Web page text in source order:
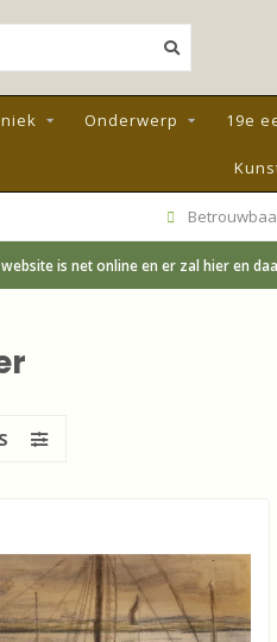
Onderwerp 19e
is net online en er zal hier en